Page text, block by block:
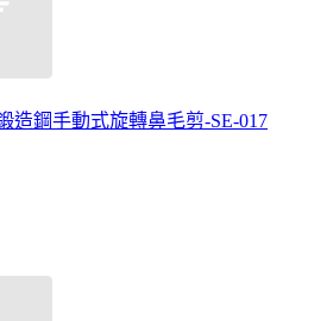
造鋼手動式旋轉鼻毛剪-SE-017